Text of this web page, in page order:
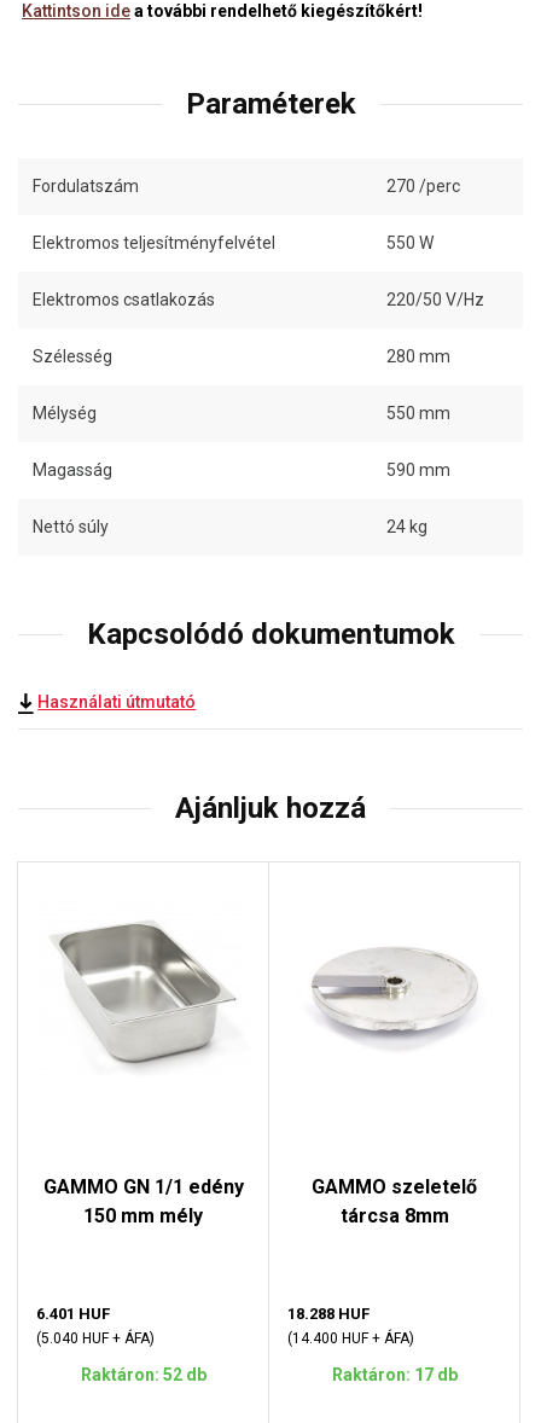
Kattintson idea további rendelhető kiegészítőkért!
Paraméterek
Fordulatszám 270 /perc
Elektromos teljesítményfelvétel 550 W
Elektromos csatlakozás 220/50 V/Hz
Szélesség 280 mm
Mélység 550 mm
Magasság 590 mm
Nettó súly 24 kg
Kapcsolódó dokumentumok
Használati útmutató
Ajánljuk hozzá
GAMMO GN 1/1 edény
150 mm mély
6.401 HUF
(5.040 HUF + ÁFA)
Raktáron: 52 db
GAMMO szeletelő
tárcsa 8mm
18.288 HUF
(14.400 HUF + ÁFA)
Raktáron: 17 db